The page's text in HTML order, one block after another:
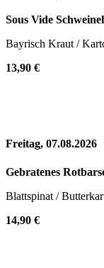
Sous Vide
Bayrisch Kraut /
13,90 €
Freitag, 07.08.2026
Gebratenes
Blattspinat /
14,90 €